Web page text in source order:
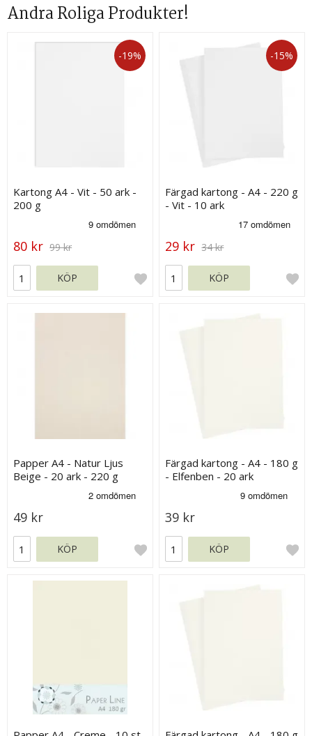
Andra Roliga Produkter!
-19%
Kartong A4 - Vit - 50 ark -
200 g
80 kr 99 kr
KÖP
-15%
Färgad kartong - A4 - 220 g
- Vit - 10 ark
29 kr 34 kr
KÖP
Papper A4 - Natur Ljus
Beige - 20 ark - 220 g
49 kr
KÖP
Färgad kartong - A4 - 180 g
- Elfenben - 20 ark
39 kr
KÖP